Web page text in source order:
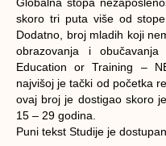
skoro tri puta više od stope
Dodatno, broj mladih koji
obrazovanja i
Education or Training –
najvišoj je tački od početka
ovaj broj je dostigao skoro
15 – 29 godina.
Puni tekst Studije je dostupan